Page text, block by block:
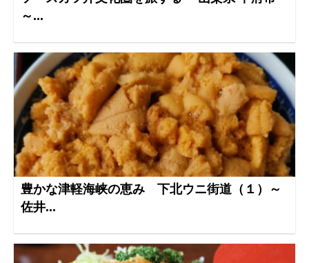
～...
豊かな津軽海峡の恵み 下北ウニ街道（１）～
佐井...